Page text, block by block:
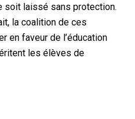
soit laissé sans protection.
la coalition de ces
en faveur de l’éducation
les élèves de